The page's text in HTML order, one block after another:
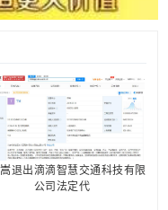
退出滴滴智慧交通科技有限
公司法定代